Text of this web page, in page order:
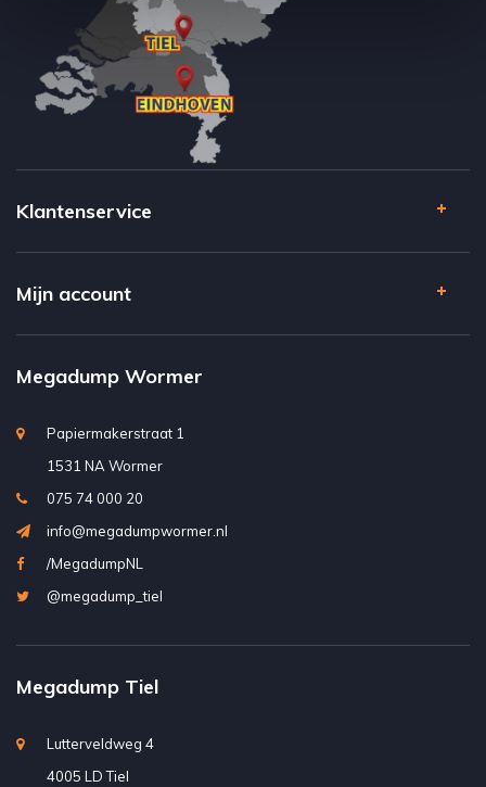
Klantenservice
Mijn account
Megadump Wormer
Papiermakerstraat 1
1531 NA Wormer
075 74 000 20
info@megadumpwormer.nl
/MegadumpNL
@megadump_tiel
Megadump Tiel
Lutterveldweg 4
4005 LD Tiel